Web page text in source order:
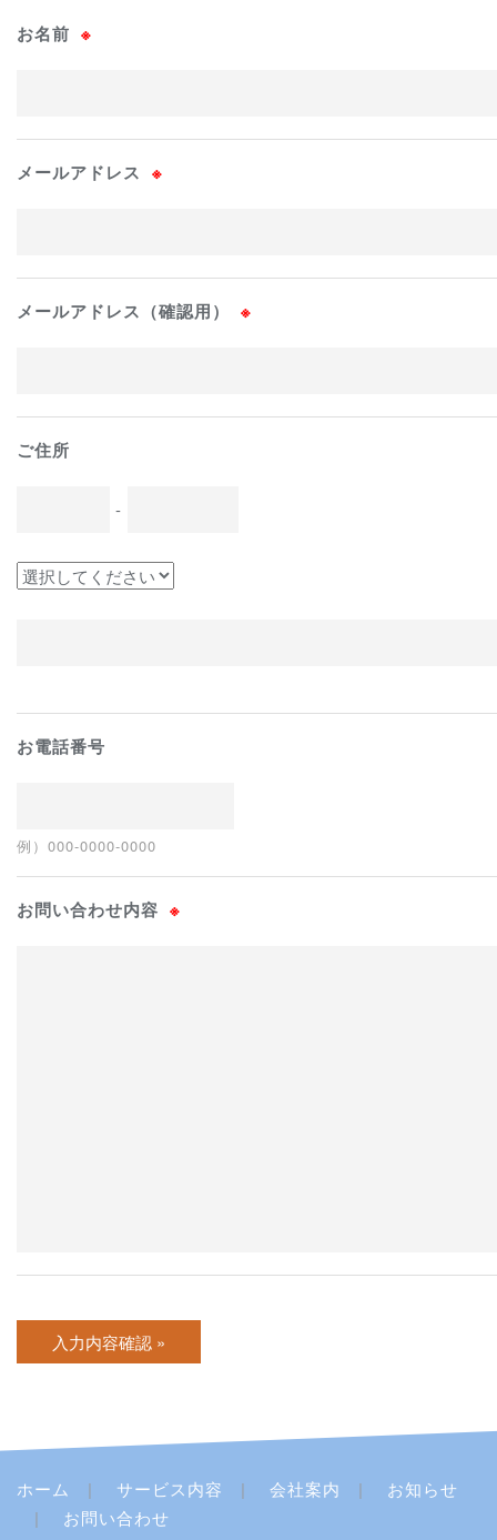
お名前 ※
メールアドレス ※
メールアドレス（確認用） ※
ご住所
-
お電話番号
例）000-0000-0000
お問い合わせ内容 ※
ホーム サービス内容 会社案内
お知らせ
お問い合わせ